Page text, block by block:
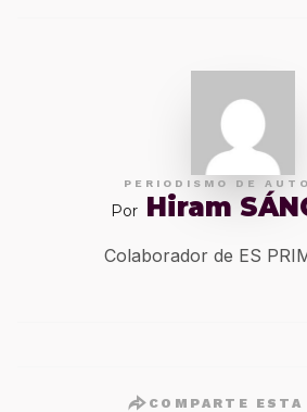
PERIODISMO DE
Por Hiram
Colaborador de ES
COMPARTE ESTA